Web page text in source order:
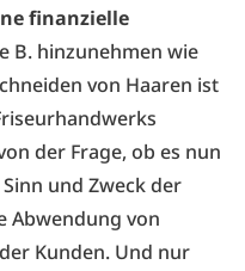
finanzielle
B. hinzunehmen wie
von Haaren ist
der Frage, ob es nun
und Zweck der
Abwendung von
Kunden. Und nur